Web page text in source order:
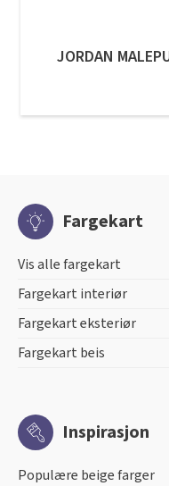
JORDAN
Fargekart
Vis alle fargekart
Fargekart interiør
Fargekart eksteriør
Fargekart beis
Inspirasjon
Populære beige farger